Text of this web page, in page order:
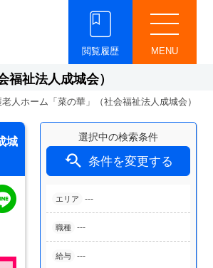
MENU
閲覧履歴
祉法人成城会）
人ホーム「菜の華」（社会福祉法人成城会）
選択中の検索条件
 条件を変更する
エリア ---
職種 ---
給与 ---
城